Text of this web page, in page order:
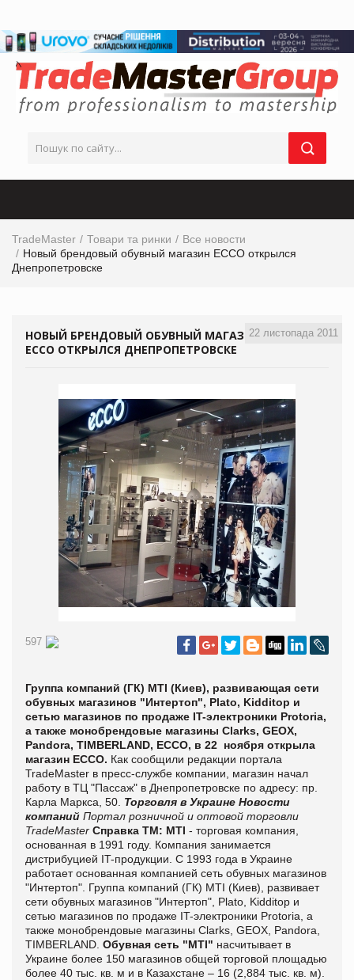
TradeMaster Товари та ринки
Все новости
Новый брендовый обувный магазин ЕССО открылся
Днепропетровске
22 листопада 2011
НОВЫЙ БРЕНДОВЫЙ ОБУВНЫЙ МАГАЗИН
ЕССО ОТКРЫЛСЯ ДНЕПРОПЕТРОВСКЕ
597
Группа компаний (ГК) MTI (Киев), развивающая сети
обувных магазинов "Интертоп", Plato, Kidditop и
сетью магазинов по продаже IT-электроники Protoria,
а также монобрендовые магазины Clarks, GEOX,
Pandora, TIMBERLAND, ЕССО, в 22 ноября открыла
магазин ЕССО. Как сообщили редакции портала
TradeMaster в пресс-службе компании, магазин начал
работу в ТЦ "Пассаж" в Днепропетровске по адресу: пр.
Карла Маркса, 50. Торговля в Украине Новости
компаний Портал розничной и оптовой торговли
TradeMaster Справка ТМ: MTI - торговая компания,
основанная в 1991 году. Компания занимается
дистрибуцией IT-продукции. С 1993 года в Украине
работает основанная компанией сеть обувных магазинов
"Интертоп". Группа компаний (ГК) MTI (Киев), развивает
сети обувных магазинов "Интертоп", Plato, Kidditop и
сетью магазинов по продаже IT-электроники Protoria, а
также монобрендовые магазины Clarks, GEOX, Pandora,
TIMBERLAND. Обувная сеть "MTI" насчитывает в
Украине более 150 магазинов общей торговой площадью
более 40 тыс. кв. м и в Казахстане – 16 (2,884 тыс. кв. м).